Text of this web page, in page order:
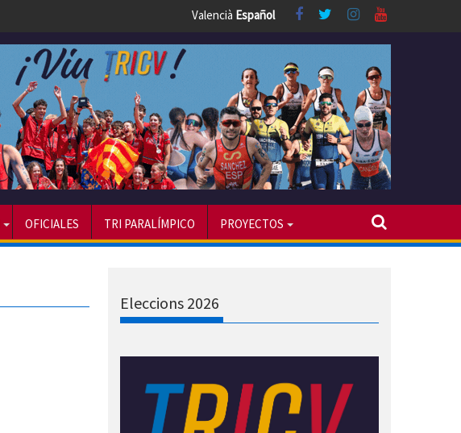
Valencià Español
OFICIALES TRI PARALÍMPICO PROYECTOS
Eleccions 2026